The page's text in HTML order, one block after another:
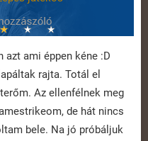
azt ami éppen kéne :D
rajta. Totál el
Az ellenfélnek meg
de hát nincs
bele. Na jó próbáljuk